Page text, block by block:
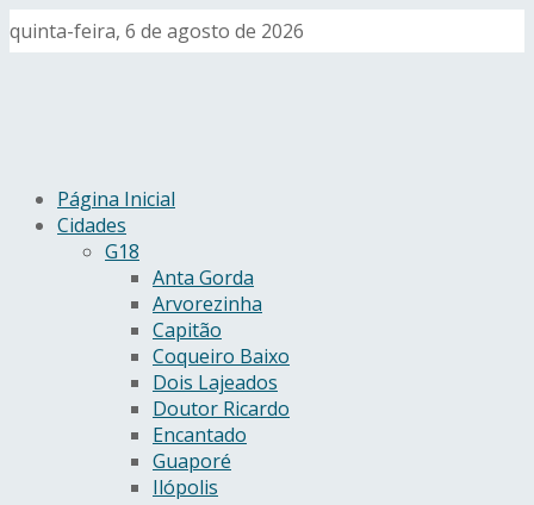
quinta-feira, 6 de agosto de 2026
Página Inicial
Cidades
G18
Anta Gorda
Arvorezinha
Capitão
Coqueiro Baixo
Dois Lajeados
Doutor Ricardo
Encantado
Guaporé
Ilópolis